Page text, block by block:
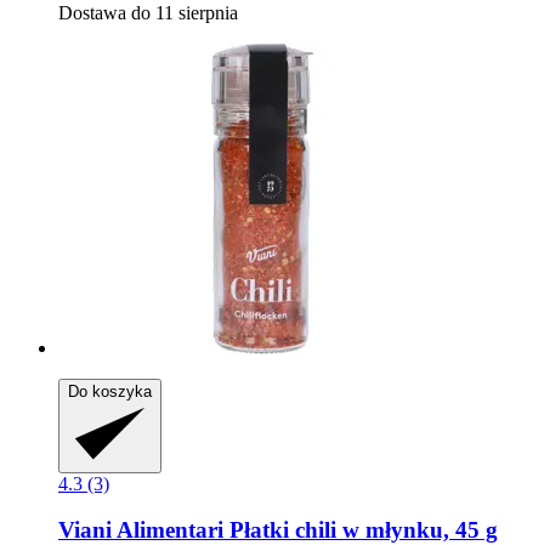
Dostawa do 11 sierpnia
Do koszyka
4.3 (3)
Viani Alimentari Płatki chili w młynku, 45 g